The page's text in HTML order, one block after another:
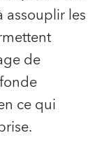
les
de
ce qui